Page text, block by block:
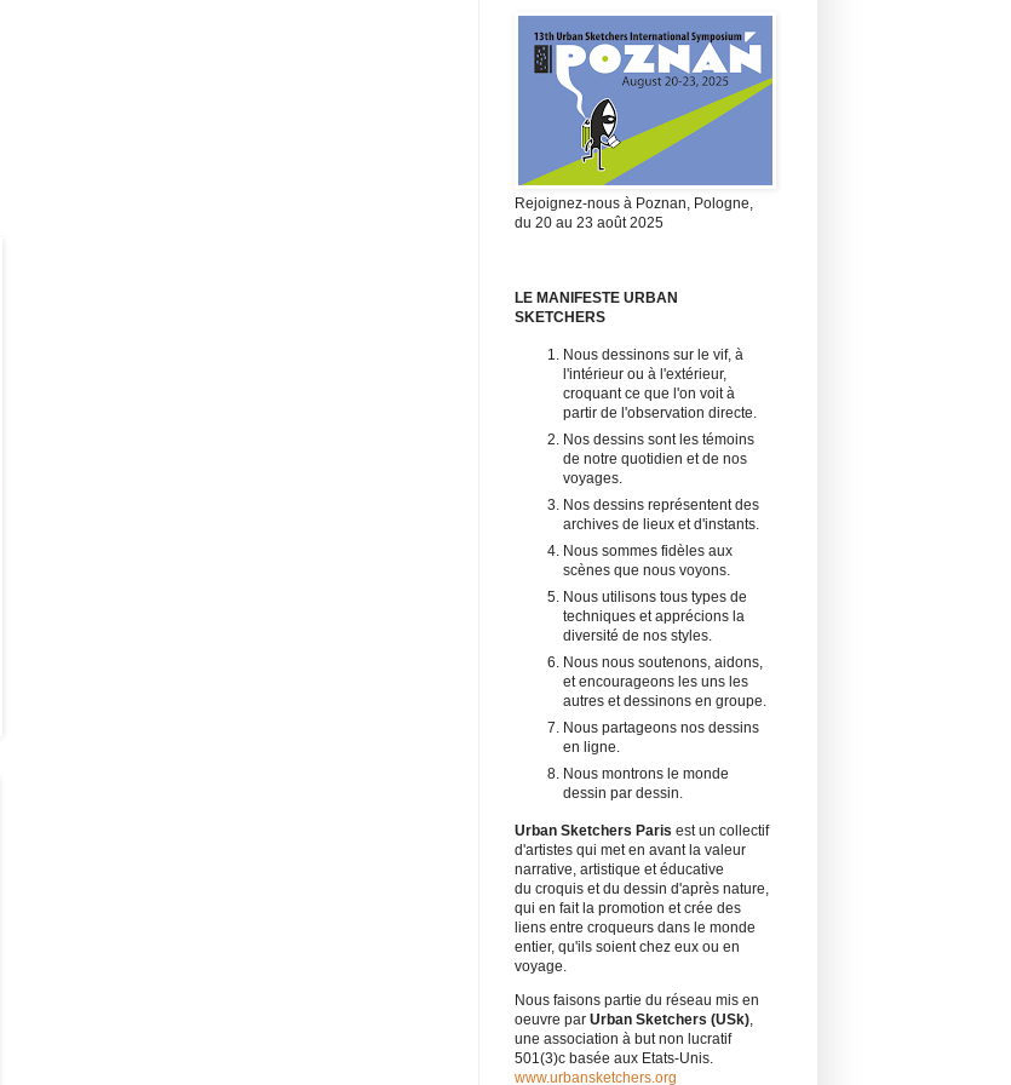
Rejoignez-nous à Poznan, Pologne,
du 20 au 23 août 2025
LE MANIFESTE URBAN
SKETCHERS
Nous dessinons sur le vif, à
l'intérieur ou à l'extérieur,
croquant ce que l'on voit à
partir de l'observation directe.
Nos dessins sont les témoins
de notre quotidien et de nos
voyages.
Nos dessins représentent des
archives de lieux et d'instants.
Nous sommes fidèles aux
scènes que nous voyons.
Nous utilisons tous types de
techniques et apprécions la
diversité de nos styles.
Nous nous soutenons, aidons,
et encourageons les uns les
autres et dessinons en groupe.
Nous partageons nos dessins
en ligne.
Nous montrons le monde
dessin par dessin.
Urban Sketchers Paris est un collectif
d'artistes qui met en avant la valeur
narrative, artistique et éducative
du croquis et du dessin d'après nature,
qui en fait la promotion et crée des
liens entre croqueurs dans le monde
entier, qu'ils soient chez eux ou en
voyage.
Nous faisons partie du réseau mis en
oeuvre par Urban Sketchers (USk)
une association à but non lucratif
501(3)c basée aux Etats-Unis.
www.urbansketchers.org